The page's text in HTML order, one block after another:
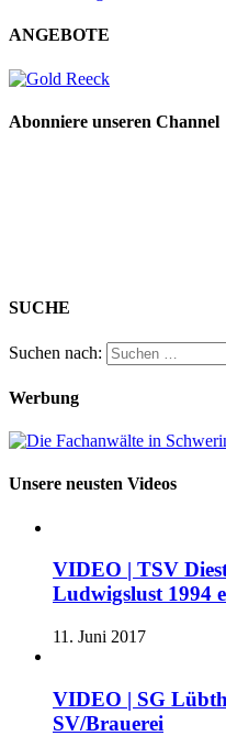
ANGEBOTE
Abonniere unseren Channel
SUCHE
Suchen nach:
Werbung
Unsere neusten Videos
VIDEO | TSV
Ludwigslust 1994
11. Juni 2017
VIDEO | SG
SV/Brauerei